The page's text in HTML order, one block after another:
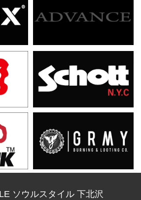
ソウルスタイル 下北沢